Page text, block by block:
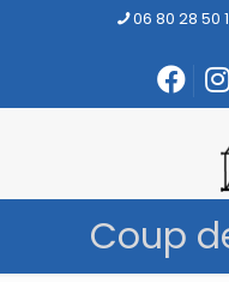
06 80 28 50
Coup